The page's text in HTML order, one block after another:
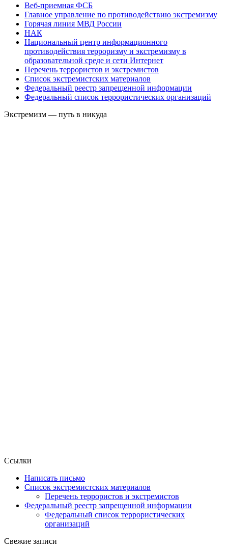
Веб-приемная ФСБ
Главное управление по противодействию экстремизму
Горячая линия МВД России
НАК
Национальный центр информационного
противодействия терроризму и экстремизму в
образовательной среде и сети Интернет
Перечень террористов и экстремистов
Список экстремистских материалов
Федеральный реестр запрещенной информации
Федеральный список террористических организаций
Экстремизм — путь в никуда
Ссылки
Написать письмо
Список экстремистских материалов
Перечень террористов и экстремистов
Федеральный реестр запрещенной информации
Федеральный список террористических
организаций
Свежие записи